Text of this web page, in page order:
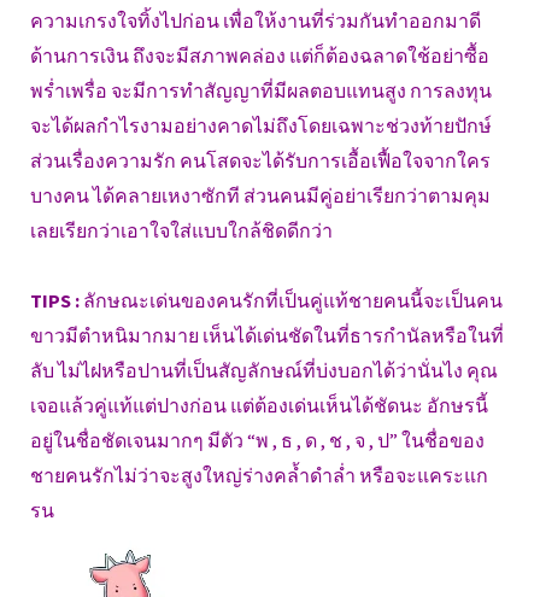
ความเกรงใจทิ้งไปก่อน เพื่อให้งานที่ร่วมกันทำออกมาดี
ด้านการเงิน ถึงจะมีสภาพคล่อง แต่ก็ต้องฉลาดใช้อย่าซื้อ
พร่ำเพรื่อ จะมีการทำสัญญาที่มีผลตอบแทนสูง การลงทุน
จะได้ผลกำไรงามอย่างคาดไม่ถึงโดยเฉพาะช่วงท้ายปักษ์
ส่วนเรื่องความรัก คนโสดจะได้รับการเอื้อเฟื้อใจจากใคร
บางคน ได้คลายเหงาซักที ส่วนคนมีคู่อย่าเรียกว่าตามคุม
เลยเรียกว่าเอาใจใส่แบบใกล้ชิดดีกว่า
TIPS : ลักษณะเด่นของคนรักที่เป็นคู่แท้ชายคนนี้จะเป็นคน
ขาวมีตำหนิมากมาย เห็นได้เด่นชัดในที่ธารกำนัลหรือในที่
ลับ ไม่ไฝหรือปานที่เป็นสัญลักษณ์ที่บ่งบอกได้ว่านั่นไง คุณ
เจอแล้วคู่แท้แต่ปางก่อน แต่ต้องเด่นเห็นได้ชัดนะ อักษรนี้
อยู่ในชื่อชัดเจนมากๆ มีตัว “พ , ธ , ด , ช , จ , ป” ในชื่อของ
ชายคนรักไม่ว่าจะสูงใหญ่ร่างคล้ำดำล่ำ หรือจะแคระแก
รน